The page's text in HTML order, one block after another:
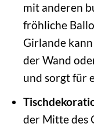
mit anderen
fröhliche
Girlande
der Wand
und sorgt für
der Mitte des